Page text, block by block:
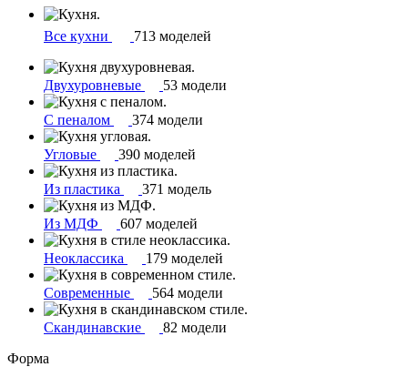
Все кухни 713 моделей
Двухуровневые 53 модели
С пеналом 374 модели
Угловые 390 моделей
Из пластика 371 модель
Из МДФ 607 моделей
Неоклассика 179 моделей
Современные 564 модели
Скандинавские
82 модели
Форма